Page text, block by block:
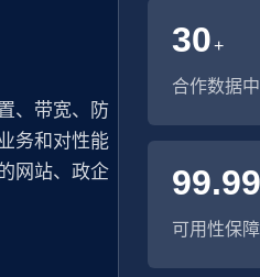
、带宽、防
务和对性能
网站、政企
30+
合作数据
99.99
可用性保障